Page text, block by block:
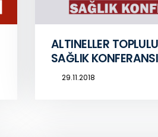
ALTINELLER
SAĞLIK KONFERANSI
29.11.2018